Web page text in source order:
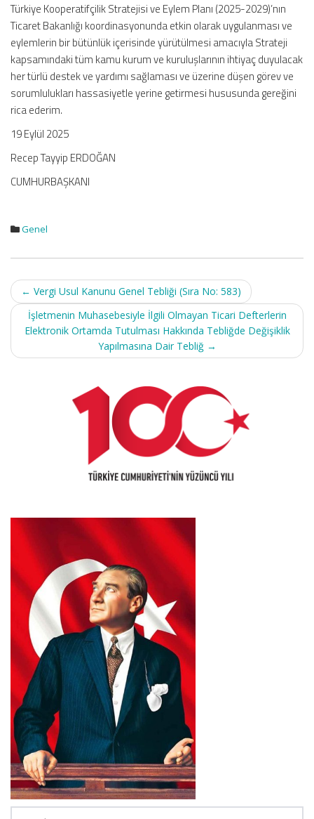
Türkiye Kooperatifçilik Stratejisi ve Eylem Planı (2025-2029)’nın
Ticaret Bakanlığı koordinasyonunda etkin olarak uygulanması ve
eylemlerin bir bütünlük içerisinde yürütülmesi amacıyla Strateji
kapsamındaki tüm kamu kurum ve kuruluşlarının ihtiyaç duyulacak
her türlü destek ve yardımı sağlaması ve üzerine düşen görev ve
sorumlulukları hassasiyetle yerine getirmesi hususunda gereğini
rica ederim.
19 Eylül 2025
Recep Tayyip ERDOĞAN
CUMHURBAŞKANI
Genel
Post
navigation
← Vergi Usul Kanunu Genel Tebliği (Sıra No: 583)
İşletmenin Muhasebesiyle İlgili Olmayan Ticari Defterlerin
Elektronik Ortamda Tutulması Hakkında Tebliğde Değişiklik
Yapılmasına Dair Tebliğ →